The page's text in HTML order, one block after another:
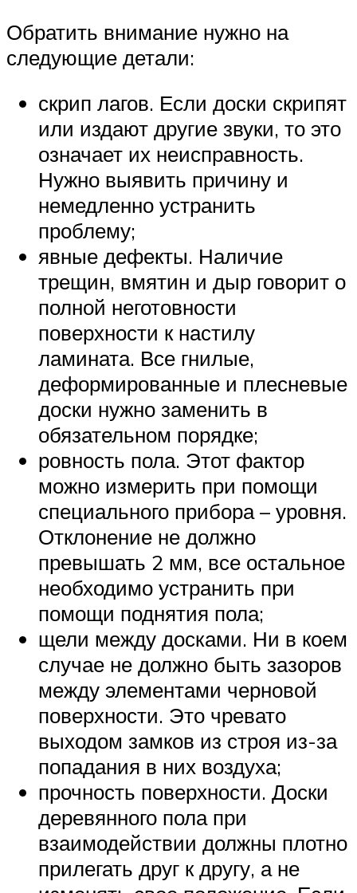
Обратить внимание нужно на
следующие детали:
скрип лагов. Если доски скрипят
или издают другие звуки, то это
означает их неисправность.
Нужно выявить причину и
немедленно устранить
проблему;
явные дефекты. Наличие
трещин, вмятин и дыр говорит о
полной неготовности
поверхности к настилу
ламината. Все гнилые,
деформированные и плесневые
доски нужно заменить в
обязательном порядке;
ровность пола. Этот фактор
можно измерить при помощи
специального прибора – уровня.
Отклонение не должно
превышать 2 мм, все остальное
необходимо устранить при
помощи поднятия пола;
щели между досками. Ни в коем
случае не должно быть зазоров
между элементами черновой
поверхности. Это чревато
выходом замков из строя из-за
попадания в них воздуха;
прочность поверхности. Доски
деревянного пола при
взаимодействии должны плотно
прилегать друг к другу, а не